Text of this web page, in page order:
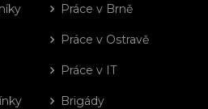
Práce v Brně
Práce v Ostravě
Práce v IT
Brigády